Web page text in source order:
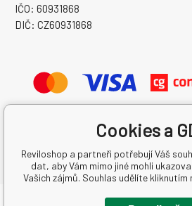
IČO: 60931868
DIČ: CZ60931868
Cookies a
Reviloshop a partneři potřebují Váš
dat, aby Vám mimo jiné mohli
Vašich zájmů. Souhlas udělíte